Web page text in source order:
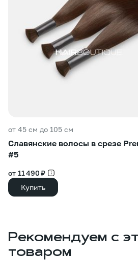
от 45 см до 105 см
Славянские волосы в срезе
#5
от 11 490 ₽
Купить
Рекомендуем с
товаром